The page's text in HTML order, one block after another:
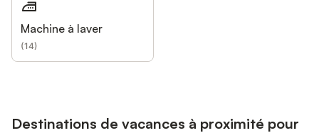
Machine à laver
(14)
Destinations de vacances à proximité pour